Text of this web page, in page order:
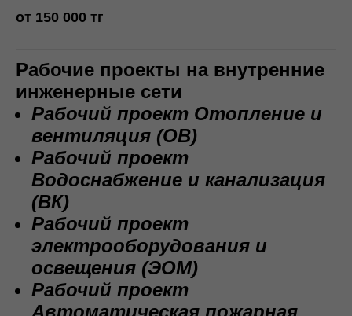
от 150 000 тг
Рабочие проекты на внутренние
инженерные сети
Рабочий проект Отопление и
вентиляция (ОВ)
Рабочий проект
Водоснабжение и канализация
(ВК)
Рабочий проект
электрооборудования и
освещения (ЭОМ)
Рабочий проект
Автоматическая пожарная